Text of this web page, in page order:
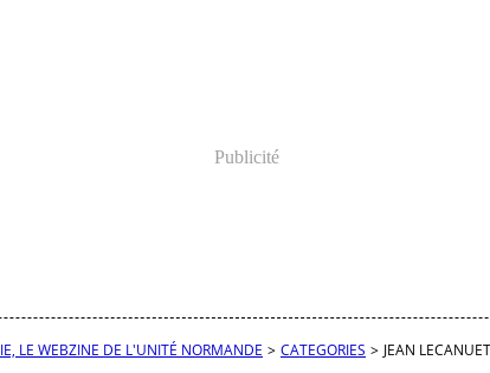
Publicité
LE WEBZINE DE L'UNITÉ NORMANDE > CATEGORIES > JEAN LECANUET